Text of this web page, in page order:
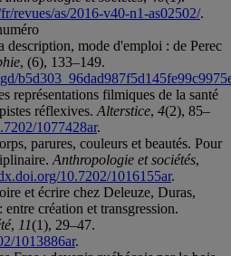
revues/as/2016-v40-n1-as02502/.
mode d'emploi : de Perec
, (6), 133–149.
représentations filmiques de la santé
réflexives. Alterstice, 4(2), 85–
1077428ar.
parures, couleurs et beautés. Pour
Anthropologie et sociétés,
10.7202/1016155ar.
et écrire chez Deleuze, Duras,
création et transgression.
, 11(1), 29–47.
1013886ar.